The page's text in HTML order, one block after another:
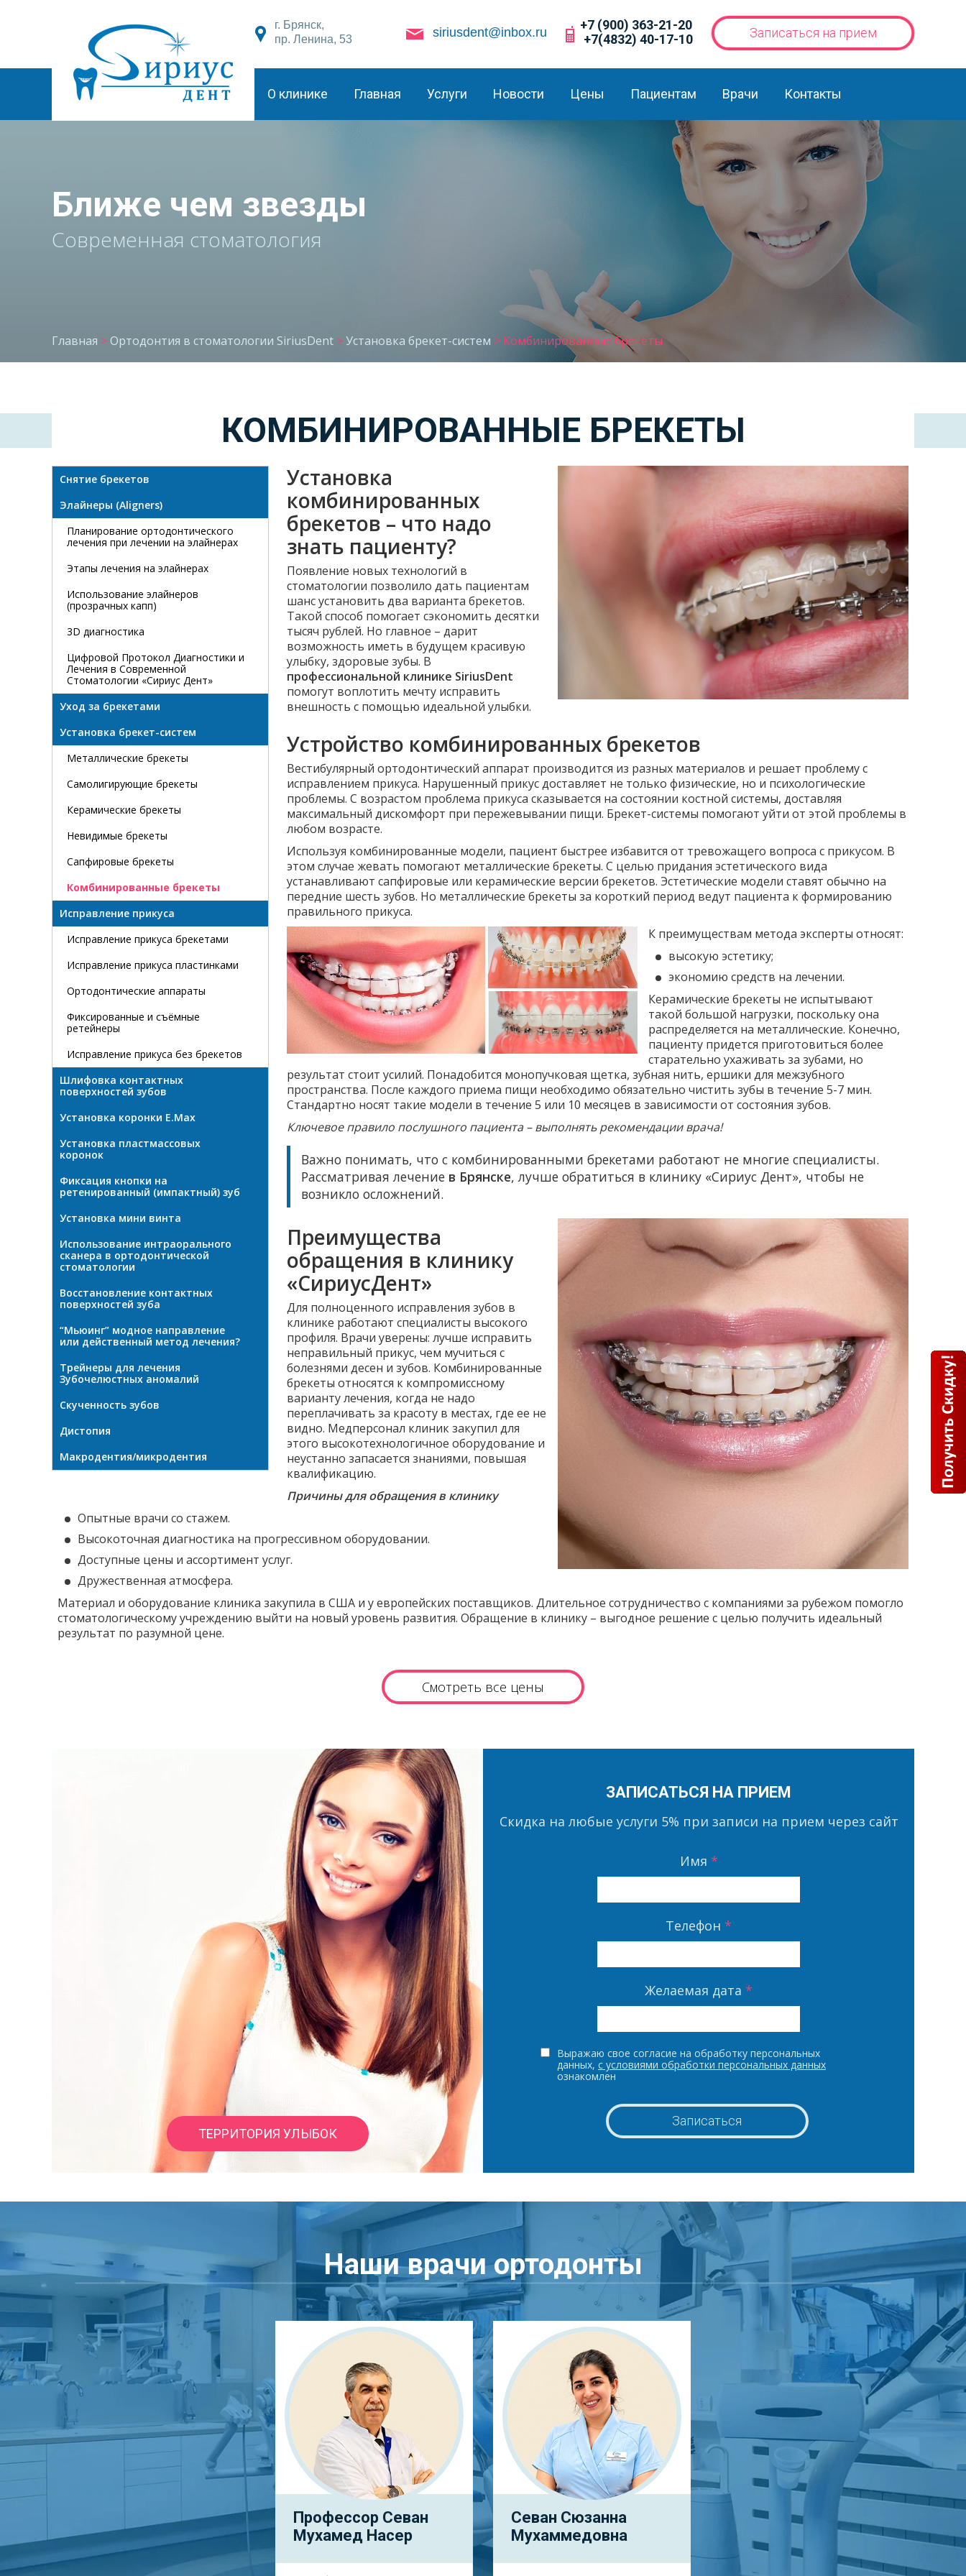
г. Брянск,
пр. Ленина, 53
siriusdent@inbox.ru
+7 (900) 363-21-20
+7(4832) 40-17-10
Записаться на прием
О клинике Главная Услуги Новости Цены Пациентам Врачи Контакты
Ближе чем звезды
Современная стоматология
Главная > Ортодонтия в стоматологии SiriusDent >Установка брекет-систем > Комбинированные брекеты
КОМБИНИРОВАННЫЕ БРЕКЕТЫ
Снятие брекетов
Элайнеры (Aligners)
Планирование ортодонтического
лечения при лечении на элайнерах
Этапы лечения на элайнерах
Использование элайнеров
(прозрачных капп)
3D диагностика
Цифровой Протокол Диагностики и
Лечения в Современной
Стоматологии «Сириус Дент»
Уход за брекетами
Установка брекет-систем
Металлические брекеты
Самолигирующие брекеты
Керамические брекеты
Невидимые брекеты
Сапфировые брекеты
Комбинированные брекеты
Исправление прикуса
Исправление прикуса брекетами
Исправление прикуса пластинками
Ортодонтические аппараты
Фиксированные и съёмные
ретейнеры
Исправление прикуса без брекетов
Шлифовка контактных
поверхностей зубов
Установка коронки E.Max
Установка пластмассовых
коронок
Фиксация кнопки на
ретенированный (импактный) зуб
Установка мини винта
Использование интраорального
сканера в ортодонтической
стоматологии
Восстановление контактных
поверхностей зуба
“Мьюинг” модное направление
или действенный метод лечения?
Трейнеры для лечения
Зубочелюстных аномалий
Скученность зубов
Дистопия
Макродентия/микродентия
Установка
комбинированных
брекетов – что надо
знать пациенту?
Появление новых технологий в
стоматологии позволило дать пациентам
шанс установить два варианта брекетов.
Такой способ помогает сэкономить десятки
тысяч рублей. Но главное – дарит
возможность иметь в будущем красивую
улыбку, здоровые зубы. В
профессиональной клинике SiriusDent
помогут воплотить мечту исправить
внешность с помощью идеальной улыбки.
Устройство комбинированных брекетов
Вестибулярный ортодонтический аппарат производится из разных материалов и решает проблему с
исправлением прикуса. Нарушенный прикус доставляет не только физические, но и психологические
проблемы. С возрастом проблема прикуса сказывается на состоянии костной системы, доставляя
максимальный дискомфорт при пережевывании пищи. Брекет-системы помогают уйти от этой проблемы в
любом возрасте.
Используя комбинированные модели, пациент быстрее избавится от тревожащего вопроса с прикусом. В
этом случае жевать помогают металлические брекеты. С целью придания эстетического вида
устанавливают сапфировые или керамические версии брекетов. Эстетические модели ставят обычно на
передние шесть зубов. Но металлические брекеты за короткий период ведут пациента к формированию
правильного прикуса.
К преимуществам метода эксперты относят:
высокую эстетику;
экономию средств на лечении.
Керамические брекеты не испытывают
такой большой нагрузки, поскольку она
распределяется на металлические. Конечно,
пациенту придется приготовиться более
старательно ухаживать за зубами, но
результат стоит усилий. Понадобится монопучковая щетка, зубная нить, ершики для межзубного
пространства. После каждого приема пищи необходимо обязательно чистить зубы в течение 5-7 мин.
Стандартно носят такие модели в течение 5 или 10 месяцев в зависимости от состояния зубов.
Ключевое правило послушного пациента – выполнять рекомендации врача!
Важно понимать, что с комбинированными брекетами работают не многие специалисты.
Рассматривая лечение в Брянске, лучше обратиться в клинику «Сириус Дент», чтобы не
возникло осложнений.
Преимущества
обращения в клинику
«СириусДент»
Для полноценного исправления зубов в
клинике работают специалисты высокого
профиля. Врачи уверены: лучше исправить
неправильный прикус, чем мучиться с
болезнями десен и зубов. Комбинированные
брекеты относятся к компромиссному
варианту лечения, когда не надо
переплачивать за красоту в местах, где ее не
видно. Медперсонал клиник закупил для
этого высокотехнологичное оборудование и
неустанно запасается знаниями, повышая
квалификацию.
Причины для обращения в клинику
Опытные врачи со стажем.
Высокоточная диагностика на прогрессивном оборудовании.
Доступные цены и ассортимент услуг.
Дружественная атмосфера.
Материал и оборудование клиника закупила в США и у европейских поставщиков. Длительное сотрудничество с компаниями за рубежом помогло
стоматологическому учреждению выйти на новый уровень развития. Обращение в клинику – выгодное решение с целью получить идеальный
результат по разумной цене.
Смотреть все цены
ТЕРРИТОРИЯ УЛЫБОК
ЗАПИСАТЬСЯ НА ПРИЕМ
Скидка на любые услуги 5% при записи на прием через сайт
Имя *
Телефон *
Желаемая дата *
Выражаю свое согласие на обработку персональных
данных, с условиями обработки персональных данных
ознакомлен
Наши врачи ортодонты
Профессор Севан
Мухамед Насер
Севан Сюзанна
Мухаммедовна